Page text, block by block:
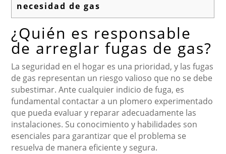
necesidad de gas
¿Quién es responsable
de arreglar fugas de gas?
La seguridad en el hogar es una prioridad, y las fugas
de gas representan un riesgo valioso que no se debe
subestimar. Ante cualquier indicio de fuga, es
fundamental contactar a un plomero experimentado
que pueda evaluar y reparar adecuadamente las
instalaciones. Su conocimiento y habilidades son
esenciales para garantizar que el problema se
resuelva de manera eficiente y segura.